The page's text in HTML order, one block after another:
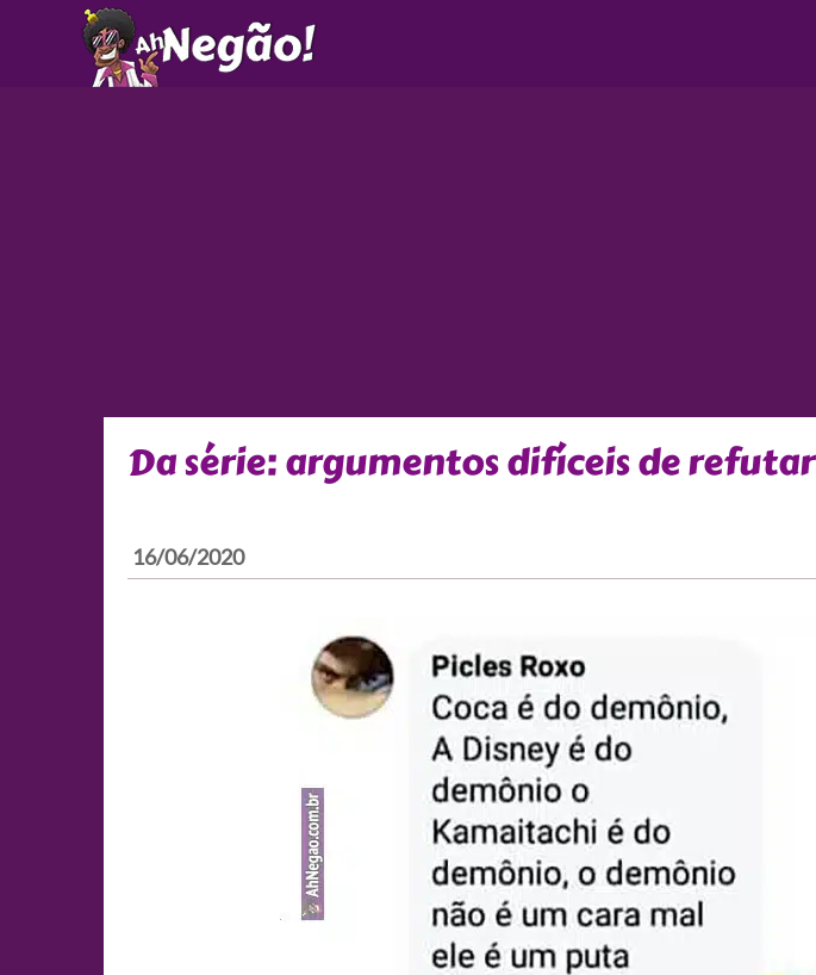
Da série: argumentos difíceis de refutar
16/06/2020